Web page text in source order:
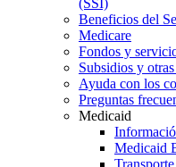
Beneficios del
Medicare
Fondos y
Subsidios y
Ayuda con los
Preguntas
Medicaid
Medicaid
Transporte